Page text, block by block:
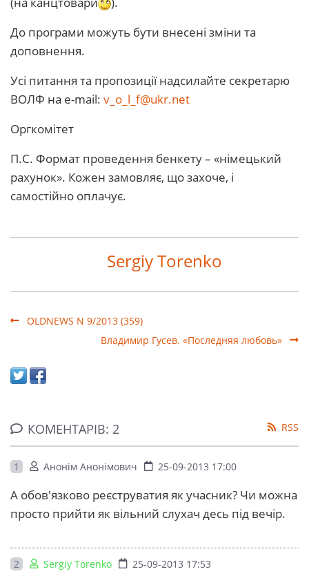
До програми можуть бути внесені зміни та
доповнення.
Усі питання та пропозиції надсилайте секретарю
ВОЛФ на e-mail: v_o_l_f@ukr.net
Оргкомітет
П.С. Формат проведення бенкету – «німецький
рахунок». Кожен замовляє, що захоче, і
самостійно оплачує.
Sergiy Torenko
OLDNEWS N 9/2013 (359)
Владимир Гусев. «Последняя любовь»
КОМЕНТАРІВ: 2 RSS
1 Анонім Анонімович 25-09-2013 17:00
А обов'язково реєструватия як учасник? Чи можна
просто прийти як вільний слухач десь під вечір.
2 Sergiy Torenko 25-09-2013 17:53